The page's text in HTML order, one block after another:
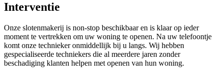
Interventie
Onze slotenmakerij is non-stop beschikbaar en is klaar op ieder
moment te vertrekken om uw woning te openen. Na uw telefoontje
komt onze technieker onmiddellijk bij u langs. Wij hebben
gespecialiseerde techniekers die al meerdere jaren zonder
beschadiging klanten helpen met openen van hun woning.